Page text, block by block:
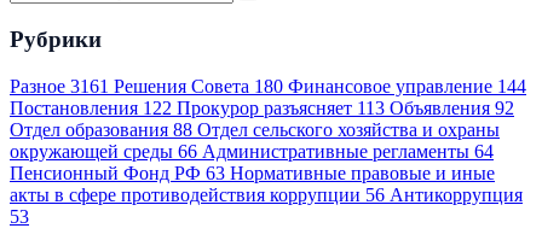
Рубрики
Разное 3161 Решения Совета 180 Финансовое управление 144
Постановления 122 Прокурор разъясняет 113 Объявления 92
Отдел образования 88 Отдел сельского хозяйства и охраны
окружающей среды 66 Административные регламенты 64
Пенсионный Фонд РФ 63 Нормативные правовые и иные
акты в сфере противодействия коррупции 56 Антикоррупция
53